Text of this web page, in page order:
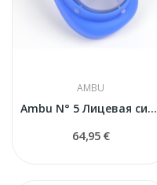
AMBU
Ambu N° 5 Лицевая силиконовая маска (взрослая)
64,95 €